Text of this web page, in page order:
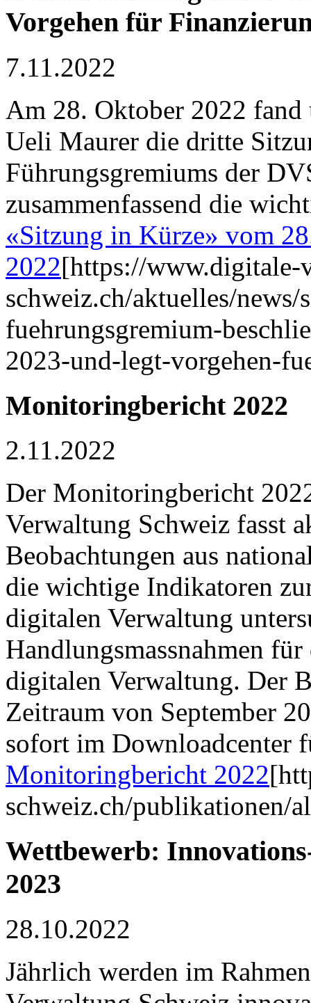
Vorgehen für
7.11.2022
Am 28. Oktober 2022 fand
Ueli Maurer die dritte
Führungsgremiums der
zusammenfassend die
«Sitzung in Kürze» vom
2022[https://www.digitale-
schweiz.ch/aktuelles/
fuehrungsgremium-
2023-und-legt-vorgehen-
Monitoringbericht 2022
2.11.2022
Der Monitoringbericht
Verwaltung Schweiz fasst
Beobachtungen aus
die wichtige Indikatoren
digitalen Verwaltung
Handlungsmassnahmen
digitalen Verwaltung. Der
Zeitraum von September
sofort im Downloadcenter
Monitoringbericht 2022
schweiz.ch/publikationen/
Wettbewerb:
2023
28.10.2022
Jährlich werden im